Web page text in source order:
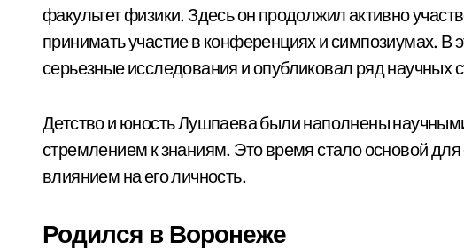
факультет физики. Здесь он продолжил активно
принимать участие в конференциях и симпозиумах. В
серьезные исследования и опубликовал ряд научных
Детство и юность Лушпаева были наполнены
стремлением к знаниям. Это время стало основой
влиянием на его личность.
Родился в Воронеже